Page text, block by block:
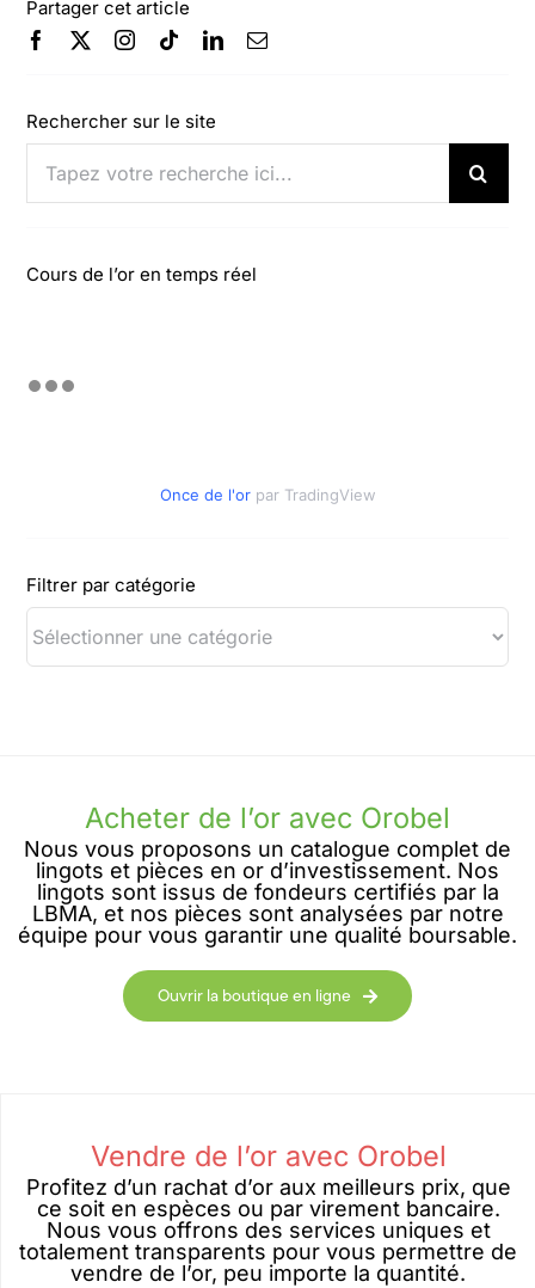
Partager cet article
Rechercher sur le site
Cours de l’or en temps réel
Once de l'or par TradingView
Filtrer par catégorie
Acheter de l’or avec Orobel
Nous vous proposons un catalogue complet de
lingots et pièces en or d’investissement. Nos
lingots sont issus de fondeurs certifiés par la
LBMA, et nos pièces sont analysées par notre
équipe pour vous garantir une qualité boursable.
Ouvrir la boutique en ligne
Vendre de l’or avec Orobel
Profitez d’un rachat d’or aux meilleurs prix, que
ce soit en espèces ou par virement bancaire.
Nous vous offrons des services uniques et
totalement transparents pour vous permettre de
vendre de l’or, peu importe la quantité.